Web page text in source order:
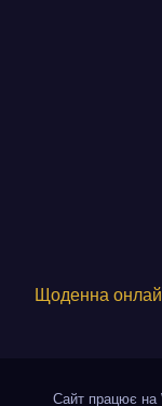
Щоденна
Сайт працює на